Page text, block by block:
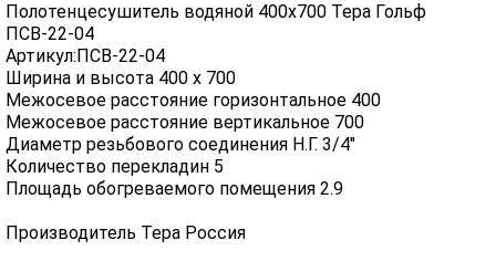
Полотенцесушитель водяной 400х700 Тера Гольф
ПСВ-22-04
Артикул:ПСВ-22-04
Ширина и высота 400 х 700
Межосевое расстояние горизонтальное 400
Межосевое расстояние вертикальное 700
Диаметр резьбового соединения Н.Г. 3/4"
Количество перекладин 5
Площадь обогреваемого помещения 2.9
Производитель Тера Россия